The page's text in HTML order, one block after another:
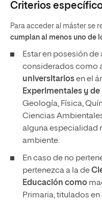
Criterios
Para acceder al máster se
cumplan al menos uno de
Estar en posesión
considerados como
universitariosen el
Experimentales y
Geología, Física,
Ciencias
alguna especialidad
ambiente.
En caso de no
pertenezca a la de
Educación como
Primaria, titulados